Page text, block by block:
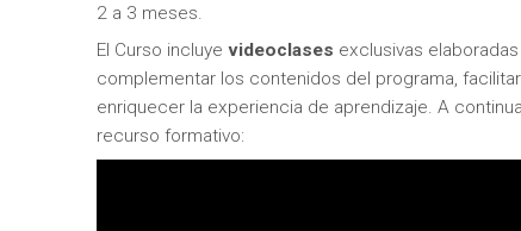
2 a 3 meses.
El Curso incluye videoclases exclusivas
complementar los contenidos del programa,
enriquecer la experiencia de aprendizaje. A
recurso formativo: